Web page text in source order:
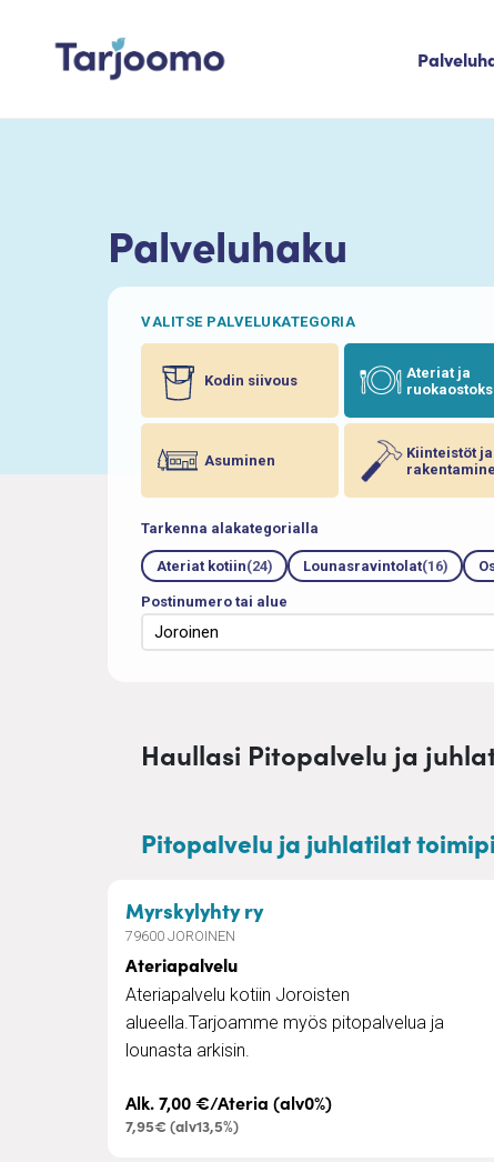
Palveluhaku
VALITSE PALVELUKATEGORIA
Kodin siivous
Ateriat ja
Asuminen
Kiinteistöt ja
Tarkenna alakategorialla
Ateriat kotiin(24) Lounasravintolat(16)
Postinumero tai alue
Haullasi Pitopalvelu ja
Pitopalvelu ja juhlatilat
Myrskylyhty ry– Ateriapalvelu
79600 JOROINEN
Ateriapalvelu
Ateriapalvelu kotiin Joroisten
alueella.Tarjoamme myös pitopalvelua ja
lounasta arkisin.
Alk. 7,00 €/Ateria (alv0%)
7,95€ (alv13,5%)